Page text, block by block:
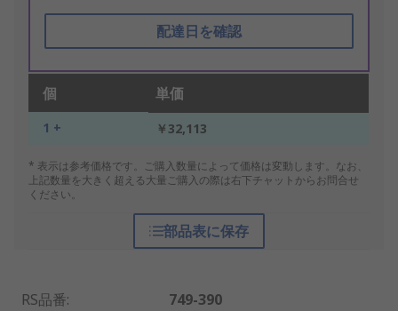
配達日を確認
個 単価
1 + ￥32,113
* 表示は参考価格です。ご購入数量によって価格は変動します。なお、
上記数量を大きく超える大量ご購入の際は右下チャットからお問合せ
ください。
部品表に保存
RS品番: 749-390